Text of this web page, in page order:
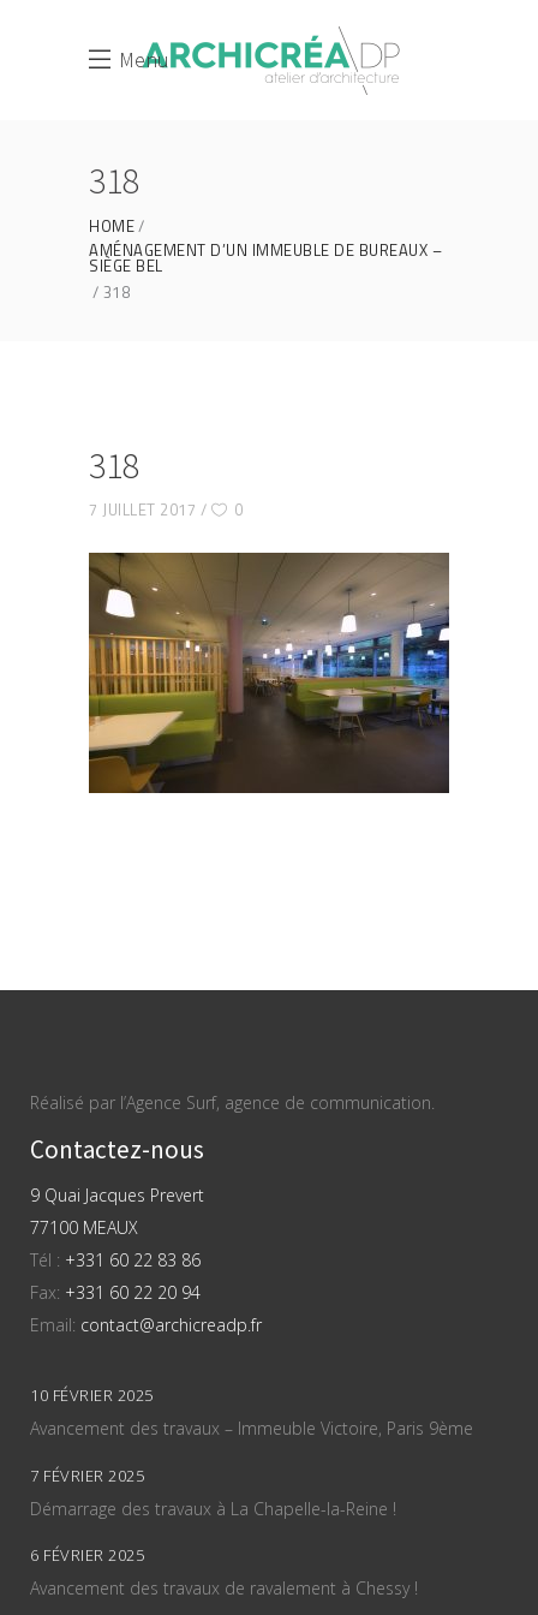
Menu
318
HOME
AMÉNAGEMENT D’UN IMMEUBLE DE BUREAUX –
SIÈGE BEL
318
318
7 JUILLET 2017 0
Réalisé par l’Agence Surf, agence de communication.
Contactez-nous
9 Quai Jacques Prevert
77100 MEAUX
Tél : +331 60 22 83 86
Fax: +331 60 22 20 94
Email: contact@archicreadp.fr
10 FÉVRIER 2025
Avancement des travaux – Immeuble Victoire, Paris 9ème
7 FÉVRIER 2025
Démarrage des travaux à La Chapelle-la-Reine !
6 FÉVRIER 2025
Avancement des travaux de ravalement à Chessy !